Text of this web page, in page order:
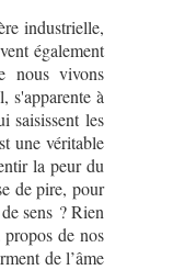
industrielle,
également
nous vivons
s'apparente à
saisissent les
une véritable
la peur du
de pire, pour
sens ? Rien
de nos
de l’âme